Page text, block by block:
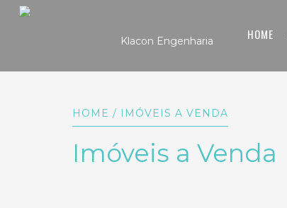
HOME
HOME / IMÓVEIS A VENDA
Imóveis a Venda